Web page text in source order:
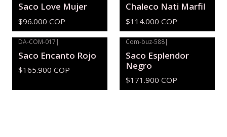
Saco Love Mujer
$96.000 COP
Chaleco Nati Marfil
$114.000 COP
DA-COM-017 |
Saco Encanto Rojo
$165.900 COP
Com-buz-588|
Saco Esplendor
Negro
$171.900 COP